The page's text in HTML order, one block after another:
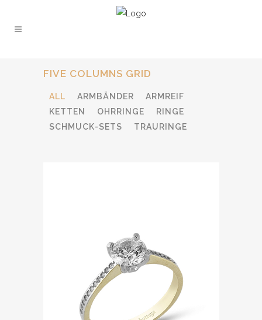
FIVE COLUMNS GRID
ALL ARMBÄNDER
ARMREIF
KETTEN
OHRRINGE
RINGE
SCHMUCK-SETS
TRAURINGE